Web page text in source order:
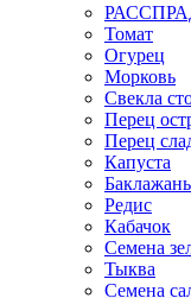
Томат
Огурец
Морковь
Свекла
Перец
Перец
Капуста
Редис
Кабачок
Семена
Тыква
Семена